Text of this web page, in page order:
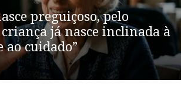
preguiçoso, pelo
já nasce inclinada à
ao cuidado”